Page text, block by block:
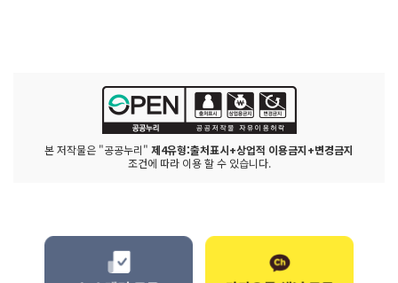
본 저작물은 "공공누리" 제4유형:출처표시+상업적 이용금지+변경금지
조건에 따라 이용 할 수 있습니다.